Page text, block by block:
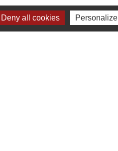
Deny all cookies Personalize